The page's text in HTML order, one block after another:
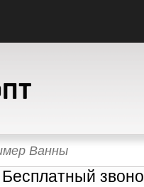
Бесплатный